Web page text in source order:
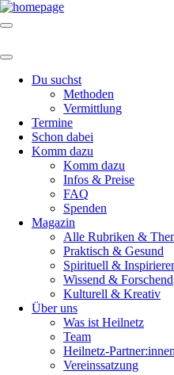
Du suchst
Methoden
Vermittlung
Termine
Schon dabei
Komm dazu
Komm dazu
Infos & Preise
FAQ
Spenden
Magazin
Alle Rubriken &
Praktisch & Gesund
Spirituell &
Wissend & Forschend
Kulturell & Kreativ
Über uns
Was ist Heilnetz
Team
Heilnetz-Partner:innen
Vereinssatzung